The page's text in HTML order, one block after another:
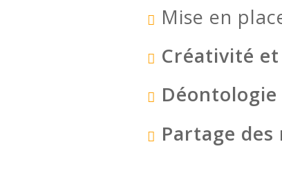
Mise en
Créativité
Déontologie
Partage des